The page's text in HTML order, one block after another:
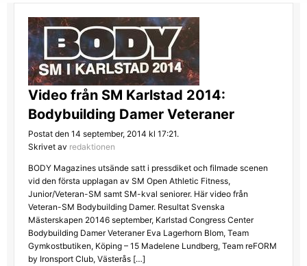
Video från SM Karlstad 2014:
Bodybuilding Damer Veteraner
Postat den 14 september, 2014 kl 17:21.
Skrivet av redaktionen
BODY Magazines utsände satt i pressdiket och filmade scenen
vid den första upplagan av SM Open Athletic Fitness,
Junior/Veteran-SM samt SM-kval seniorer. Här video från
Veteran-SM Bodybuilding Damer. Resultat Svenska
Mästerskapen 20146 september, Karlstad Congress Center
Bodybuilding Damer Veteraner Eva Lagerhorn Blom, Team
Gymkostbutiken, Köping – 15 Madelene Lundberg, Team reFORM
by Ironsport Club, Västerås […]